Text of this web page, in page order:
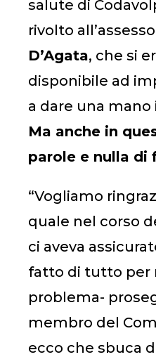
salute di
rivolto
D’Agata, che si
disponibile ad
a dare una
Ma anche in
parole e nulla di
“Vogliamo
quale nel corso
ci aveva
fatto di tutto per
problema-
membro del
ecco che sbuca